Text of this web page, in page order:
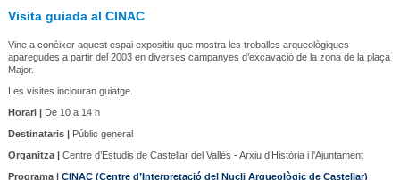
Visita guiada al CINAC
Vine a conèixer aquest espai expositiu que mostra les troballes arqueològiques
aparegudes a partir del 2003 en diverses campanyes d’excavació de la zona de la plaça
Major.
Les visites inclouran guiatge.
Horari |De 10 a 14 h
Destinataris |Públic general
Organitza |Centre d’Estudis de Castellar del Vallès - Arxiu d’Història i l'Ajuntament
Programa | CINAC (Centre d’Interpretació del Nucli Arqueològic de Castellar)